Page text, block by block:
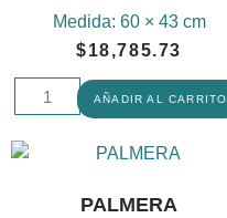
Medida: 60 × 43 cm
$18,785.73
AÑADIR AL CARRITO
PALMERA